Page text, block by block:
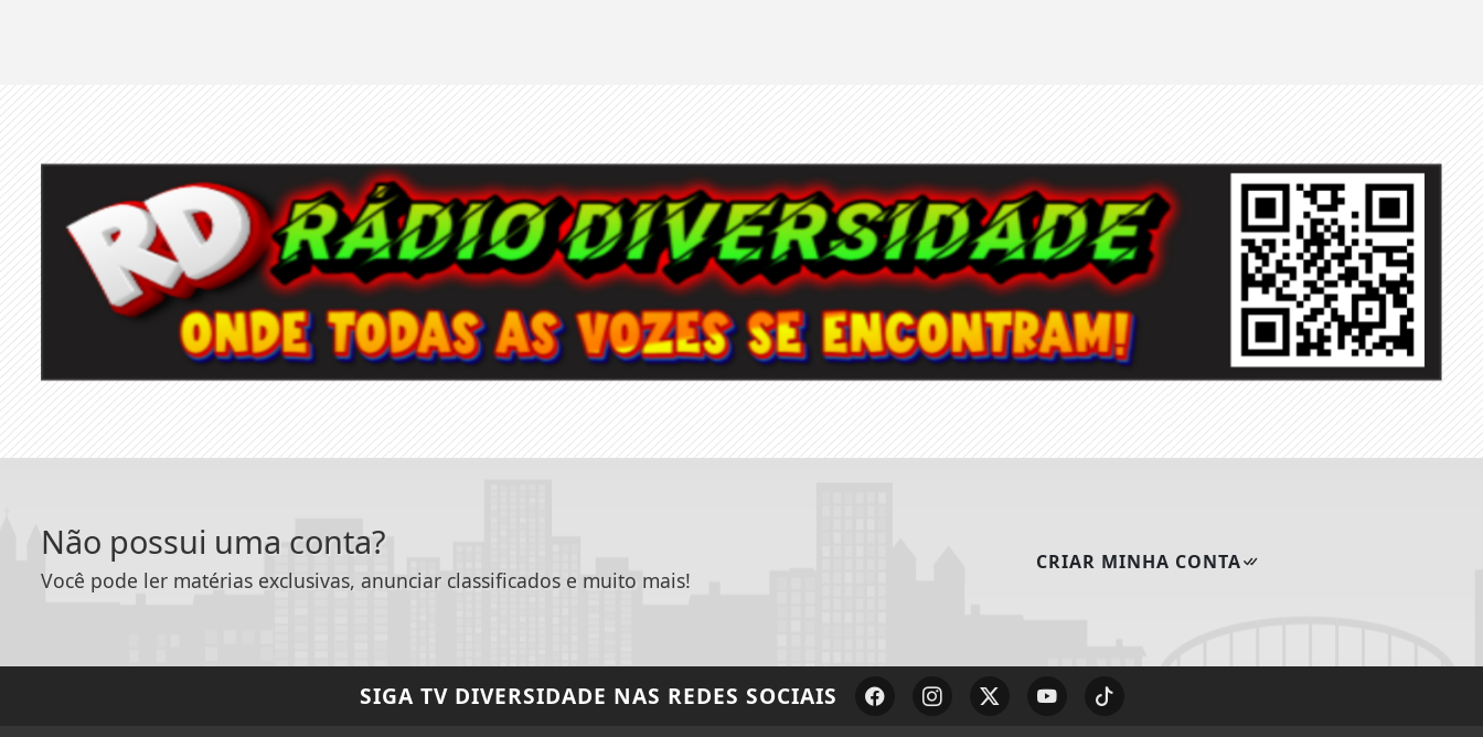
Não possui uma conta?
Você pode ler matérias exclusivas, anunciar classificados e muito mais!
CRIAR MINHA CONTA
SIGA TV DIVERSIDADE NAS REDES SOCIAIS